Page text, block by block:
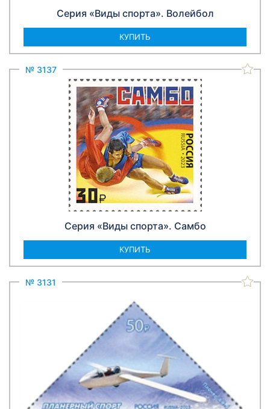
Серия «Виды спорта». Волейбол
КУПИТЬ
№ 3137
Серия «Виды спорта». Самбо
КУПИТЬ
№ 3131